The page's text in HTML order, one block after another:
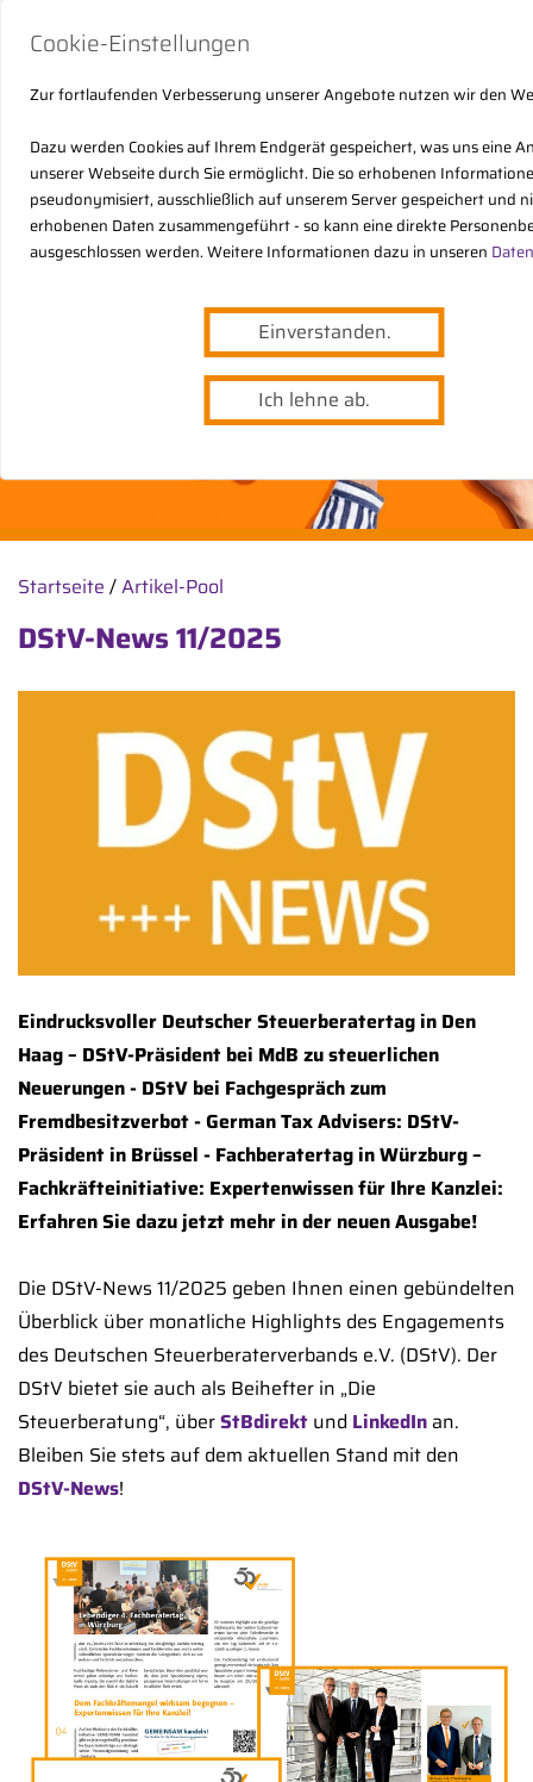
Cookie-Einstellungen
Zur fortlaufenden Verbesserung unserer Angebote nutzen wir den
Dazu werden Cookies auf Ihrem Endgerät gespeichert, was uns eine
unserer Webseite durch Sie ermöglicht. Die so erhobenen
pseudonymisiert, ausschließlich auf unserem Server gespeichert und
erhobenen Daten zusammengeführt - so kann eine direkte
ausgeschlossen werden. Weitere Informationen dazu in unseren
Einverstanden.
Ich lehne ab.
Startseite /Artikel-Pool
DStV-News 11/2025
Eindrucksvoller Deutscher Steuerberatertag in Den
Haag – DStV-Präsident bei MdB zu steuerlichen
Neuerungen - DStV bei Fachgespräch zum
Fremdbesitzverbot - German Tax Advisers: DStV-
Präsident in Brüssel - Fachberatertag in Würzburg –
Fachkräfteinitiative: Expertenwissen für Ihre Kanzlei:
Erfahren Sie dazu jetzt mehr in der neuen Ausgabe!
Die DStV-News 11/2025 geben Ihnen einen gebündelten
Überblick über monatliche Highlights des Engagements
des Deutschen Steuerberaterverbands e.V. (DStV). Der
DStV bietet sie auch als Beihefter in „Die
Steuerberatung“, überStBdirekt und LinkedInan.
Bleiben Sie stets auf dem aktuellen Stand mit den
DStV-News!